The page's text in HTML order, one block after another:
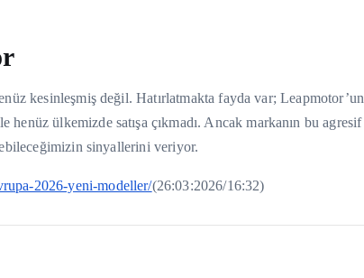
kesinleşmiş değil. Hatırlatmakta fayda var; Leapmotor’un
henüz ülkemizde satışa çıkmadı. Ancak markanın bu agresif
sinyallerini veriyor.
2026-yeni-modeller/(26:03:2026/16:32)